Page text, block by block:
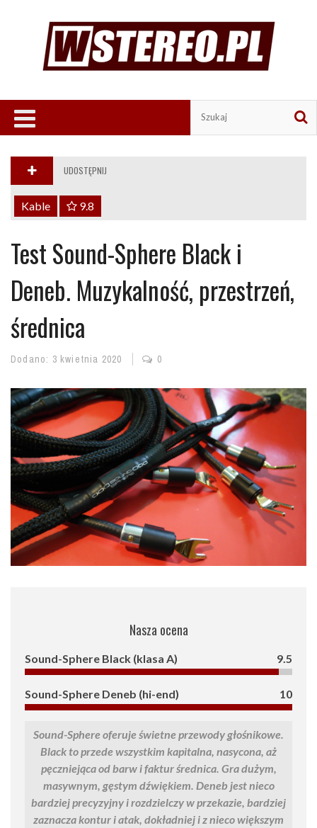
UDOSTĘPNIJ
Kable 9.8
Test Sound-Sphere Black i
Deneb. Muzykalność, przestrzeń,
średnica
Dodano: 3 kwietnia 2020 0
Nasza ocena
Sound-Sphere Black (klasa A) 9.5
Sound-Sphere Deneb (hi-end) 10
Sound-Sphere oferuje świetne przewody głośnikowe.
Black to przede wszystkim kapitalna, nasycona, aż
pęczniejąca od barw i faktur średnica. Gra dużym,
masywnym, gęstym dźwiękiem. Deneb jest nieco
bardziej precyzyjny i rozdzielczy w przekazie, bardziej
zaznacza kontur i atak, dokładniej i z nieco większym